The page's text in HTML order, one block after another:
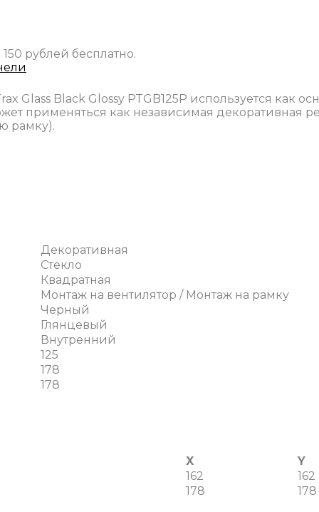
рублей бесплатно.
Glass Black Glossy PTGB125P используется как
применяться как независимая декоративная
рамку).
Декоративная
Стекло
Квадратная
Монтаж на вентилятор / Монтаж на рамку
Черный
Глянцевый
Внутренний
125
178
178
X Y
162
162
178
178